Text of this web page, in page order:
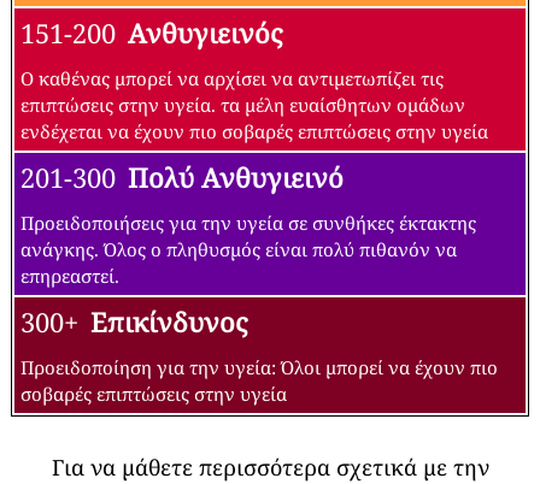
151-200 Ανθυγιεινός
Ο καθένας μπορεί να αρχίσει να αντιμετωπίζει τις
επιπτώσεις στην υγεία. τα μέλη ευαίσθητων ομάδων
ενδέχεται να έχουν πιο σοβαρές επιπτώσεις στην υγεία
201-300 Πολύ Ανθυγιεινό
Προειδοποιήσεις για την υγεία σε συνθήκες έκτακτης
ανάγκης. Όλος ο πληθυσμός είναι πολύ πιθανόν να
επηρεαστεί.
300+ Επικίνδυνος
Προειδοποίηση για την υγεία: Όλοι μπορεί να έχουν πιο
σοβαρές επιπτώσεις στην υγεία
Για να μάθετε περισσότερα σχετικά με την